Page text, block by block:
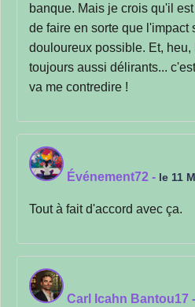
banque. Mais je crois qu'il
de faire en sorte que l'impact
douloureux possible. Et, heu,
toujours aussi délirants...
va me contredire !
Événement72 - le 11
Tout à fait d'accord avec ça.
Carl Icahn Bantou17 -